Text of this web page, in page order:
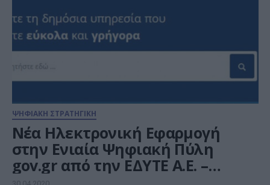
ΨΗΦΙΑΚΗ ΣΤΡΑΤΗΓΙΚΗ
Νέα Ηλεκτρονική Εφαρμογή
στην Ενιαία Ψηφιακή Πύλη
gov.gr από την ΕΔΥΤΕ Α.Ε. –